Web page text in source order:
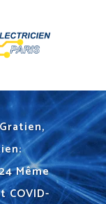
Même
COVID-